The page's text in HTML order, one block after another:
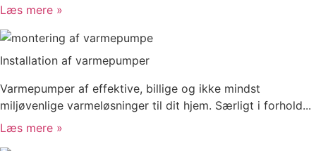
Læs mere »
Installation af varmepumper
Varmepumper af effektive, billige og ikke mindst
miljøvenlige varmeløsninger til dit hjem. Særligt i forhold...
Læs mere »